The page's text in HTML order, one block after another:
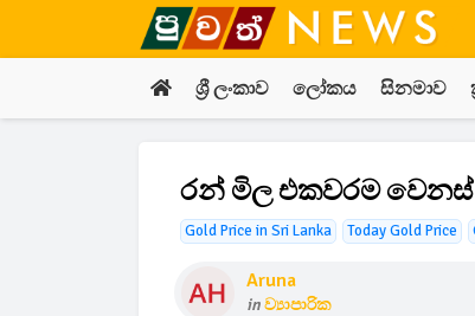
ශ්‍රී ලංකාව ලෝකය සිනමාව
රන් මිල එකවරම වෙනස්
Gold Price in Sri Lanka Today Gold Price
Aruna
inව්‍යාපාරික